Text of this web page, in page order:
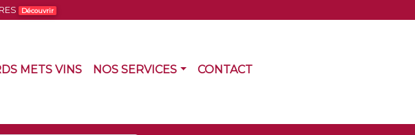
Découvrir
METS VINS(CURRENT)
NOS SERVICES CONTACT(CURRENT)